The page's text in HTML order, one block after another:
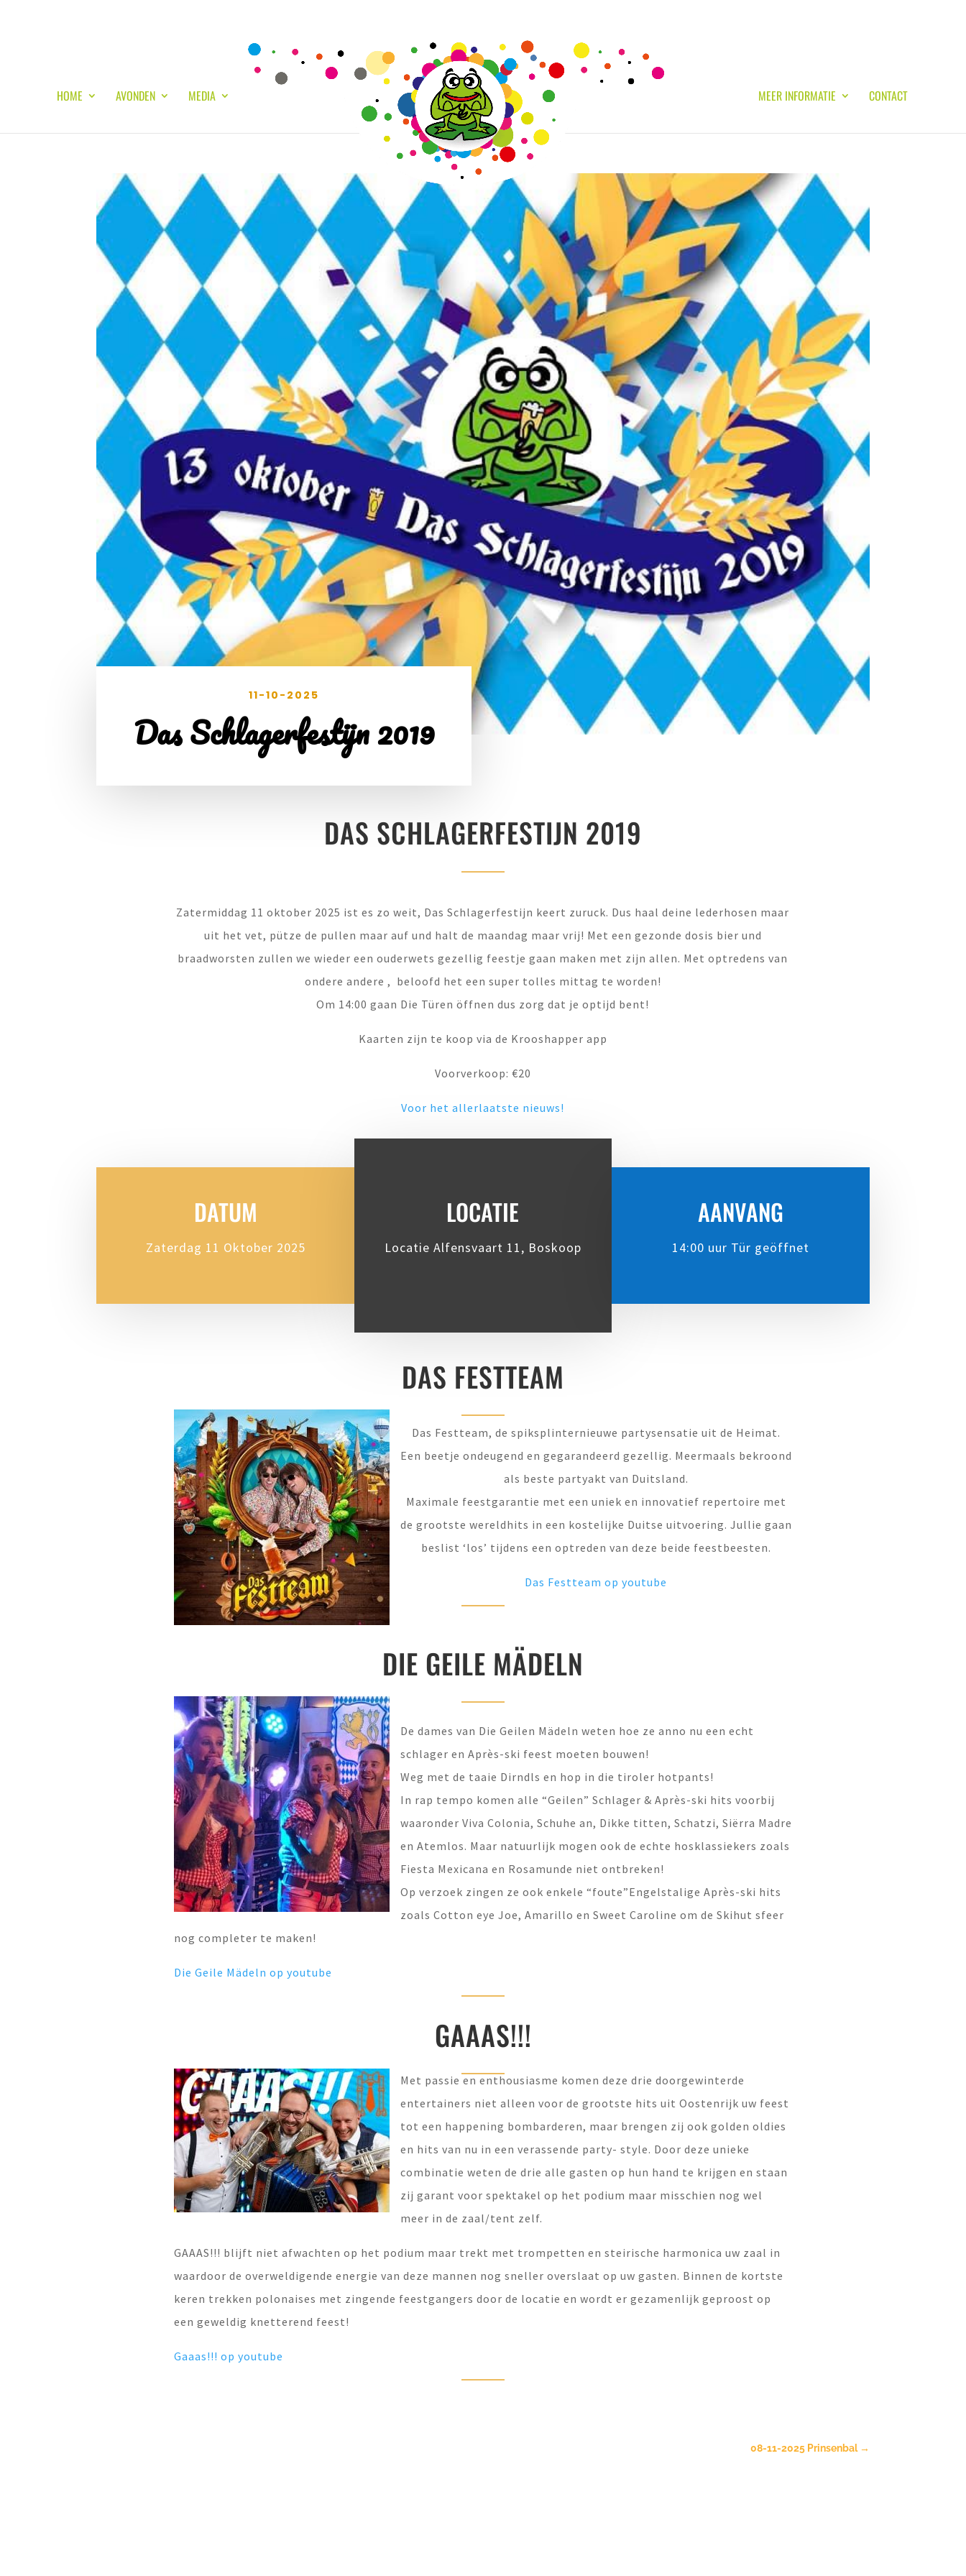
HOME AVONDEN MEDIA MEER INFORMATIE CONTACT
11-10-2025
Das Schlagerfestijn 2019
DAS SCHLAGERFESTIJN 2019
Zatermiddag 11 oktober 2025 ist es zo weit, Das Schlagerfestijn keert zuruck. Dus haal deine lederhosen maar
uit het vet, pütze de pullen maar auf und halt de maandag maar vrij! Met een gezonde dosis bier und
braadworsten zullen we wieder een ouderwets gezellig feestje gaan maken met zijn allen. Met optredens van
ondere andere , beloofd het een super tolles mittag te worden!
Om 14:00 gaan Die Türen öffnen dus zorg dat je optijd bent!
Kaarten zijn te koop via de Krooshapper app
Voorverkoop: €20
Voor het allerlaatste nieuws!
DATUM
Zaterdag 11 Oktober 2025
LOCATIE
Locatie Alfensvaart 11, Boskoop
AANVANG
14:00 uur Tür geöffnet
DAS FESTTEAM
Das Festteam, de spiksplinternieuwe partysensatie uit de Heimat.
Een beetje ondeugend en gegarandeerd gezellig. Meermaals bekroond
als beste partyakt van Duitsland.
Maximale feestgarantie met een uniek en innovatief repertoire met
de grootste wereldhits in een kostelijke Duitse uitvoering. Jullie gaan
beslist ‘los’ tijdens een optreden van deze beide feestbeesten.
Das Festteam op youtube
DIE GEILE MÄDELN
De dames van Die Geilen Mädeln weten hoe ze anno nu een echt
schlager en Après-ski feest moeten bouwen!
Weg met de taaie Dirndls en hop in die tiroler hotpants!
In rap tempo komen alle “Geilen” Schlager & Après-ski hits voorbij
waaronder Viva Colonia, Schuhe an, Dikke titten, Schatzi, Siërra Madre
en Atemlos. Maar natuurlijk mogen ook de echte hosklassiekers zoals
Fiesta Mexicana en Rosamunde niet ontbreken!
Op verzoek zingen ze ook enkele “foute”Engelstalige Après-ski hits
zoals Cotton eye Joe, Amarillo en Sweet Caroline om de Skihut sfeer
nog completer te maken!
Die Geile Mädeln op youtube
GAAAS!!!
Met passie en enthousiasme komen deze drie doorgewinterde
entertainers niet alleen voor de grootste hits uit Oostenrijk uw feest
tot een happening bombarderen, maar brengen zij ook golden oldies
en hits van nu in een verassende party- style. Door deze unieke
combinatie weten de drie alle gasten op hun hand te krijgen en staan
zij garant voor spektakel op het podium maar misschien nog wel
meer in de zaal/tent zelf.
GAAAS!!! blijft niet afwachten op het podium maar trekt met trompetten en steirische harmonica uw zaal in
waardoor de overweldigende energie van deze mannen nog sneller overslaat op uw gasten. Binnen de kortste
keren trekken polonaises met zingende feestgangers door de locatie en wordt er gezamenlijk geproost op
een geweldig knetterend feest!
Gaaas!!! op youtube
08-11-2025 Prinsenbal→